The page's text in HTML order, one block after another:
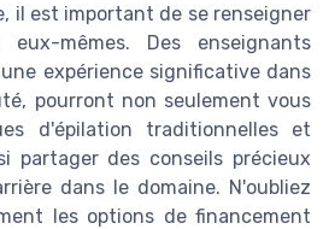
il est important de se renseigner
mêmes. Des enseignants
expérience significative dans
pourront non seulement vous
d'épilation traditionnelles et
partager des conseils précieux
dans le domaine. N'oubliez
les options de financement